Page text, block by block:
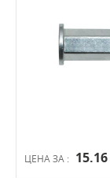
ЦЕНА ЗА : 15.16